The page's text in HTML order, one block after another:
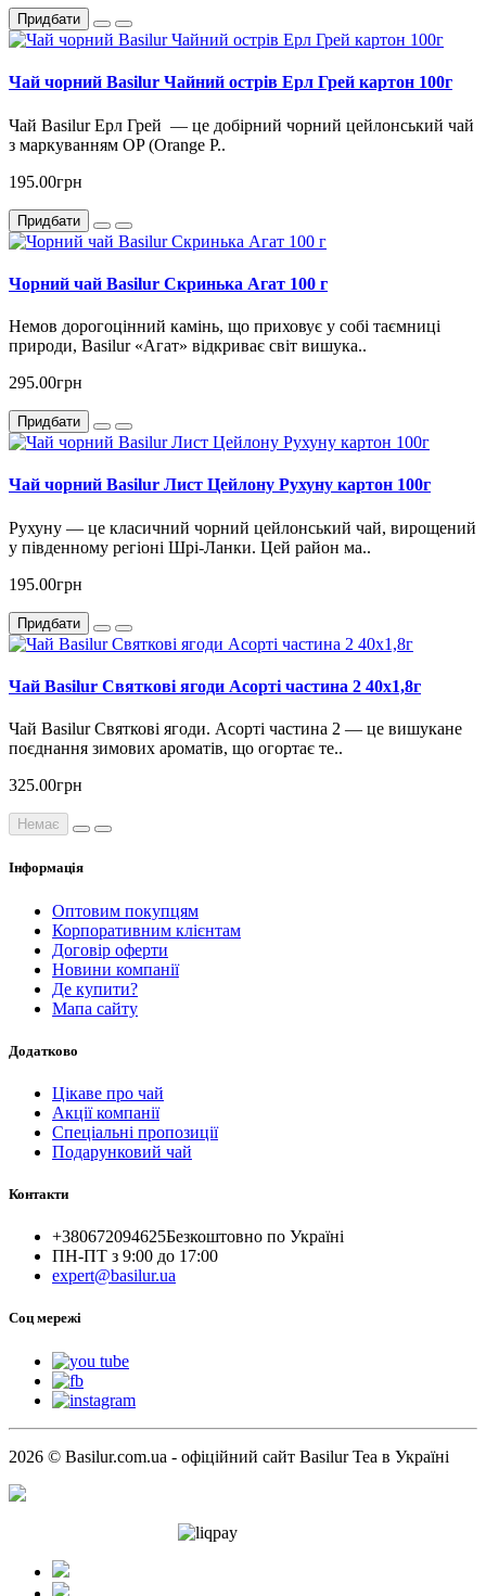
Придбати
Чай чорний Basilur Чайний острів Ерл Грей картон 100г
Чай Basilur Ерл Грей — це добірний чорний цейлонський чай
з маркуванням OP (Orange P..
195.00грн
Придбати
Чорний чай Basilur Скринька Агат 100 г
Немов дорогоцінний камінь, що приховує у собі таємниці
природи, Basilur «Агат» відкриває світ вишука..
295.00грн
Придбати
Чай чорний Basilur Лист Цейлону Рухуну картон 100г
Рухуну — це класичний чорний цейлонський чай, вирощений
у південному регіоні Шрі-Ланки. Цей район ма..
195.00грн
Придбати
Чай Basilur Святкові ягоди Асорті частина 2 40х1,8г
Чай Basilur Святкові ягоди. Асорті частина 2 — це вишукане
поєднання зимових ароматів, що огортає те..
325.00грн
Немає
Інформація
Оптовим покупцям
Корпоративним клієнтам
Договір оферти
Новини компанії
Де купити?
Мапа сайту
Додатково
Цікаве про чай
Акції компанії
Спеціальні пропозиції
Подарунковий чай
Контакти
+380672094625Безкоштовно по Україні
ПН-ПТ з 9:00 до 17:00
expert@basilur.ua
Cоц мережі
2026 © Basilur.com.ua - офіційний сайт Basilur Tea в Україні